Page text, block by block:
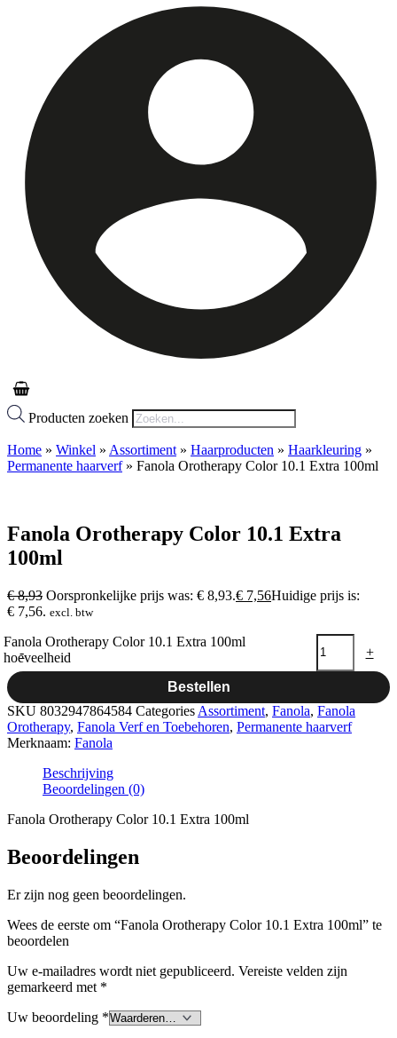
Producten zoeken
Home » Winkel » Assortiment » Haarproducten » Haarkleuring »
Permanente haarverf» Fanola Orotherapy Color 10.1 Extra 100ml
Fanola Orotherapy Color 10.1 Extra
100ml
€8,93 Oorspronkelijke prijs was: € 8,93.€ 7,56Huidige prijs is:
€ 7,56. excl. btw
-
Fanola Orotherapy Color 10.1 Extra 100ml
hoeveelheid
+
Bestellen
SKU 8032947864584 Categories Assortiment, Fanola, Fanola
Orotherapy, Fanola Verf en Toebehoren, Permanente haarverf
Merknaam: Fanola
Beschrijving
Beoordelingen (0)
Fanola Orotherapy Color 10.1 Extra 100ml
Beoordelingen
Er zijn nog geen beoordelingen.
Wees de eerste om “Fanola Orotherapy Color 10.1 Extra 100ml” te
beoordelen
Uw e-mailadres wordt niet gepubliceerd. Vereiste velden zijn
gemarkeerd met *
Uw beoordeling *